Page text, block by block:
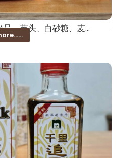
、芋头、白砂糖、麦...